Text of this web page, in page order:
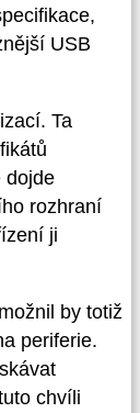
USB
Ta
dojde
rozhraní
ji
by totiž
periferie.
chvíli